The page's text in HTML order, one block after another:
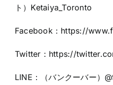
ト）Ketaiya_Toronto
Facebook： https://
Twitter：https://
LINE：（バンクーバー）